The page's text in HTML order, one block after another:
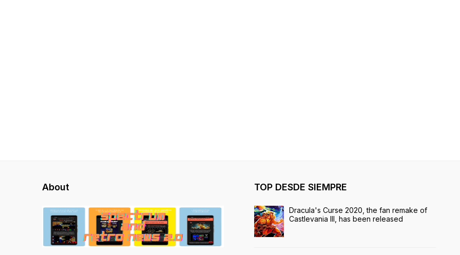
About TOP DESDE SIEMPRE
Dracula's Curse 2020, the fan remake of
Castlevania III, has been released